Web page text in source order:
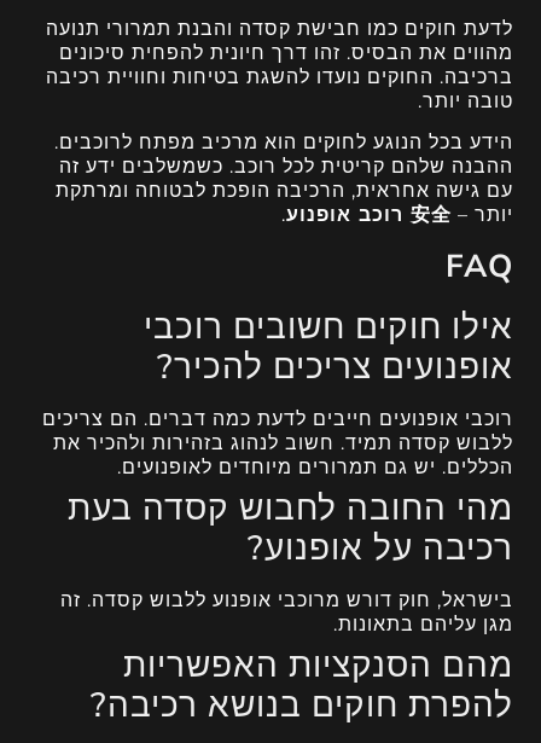
לדעת חוקים כמו חבישת קסדה והבנת תמרורי תנועה
מהווים את הבסיס. זהו דרך חיונית להפחית סיכונים
ברכיבה. החוקים נועדו להשגת בטיחות וחוויית רכיבה
טובה יותר.
הידע בכל הנוגע לחוקים הוא מרכיב מפתח לרוכבים.
ההבנה שלהם קריטית לכל רוכב. כשמשלבים ידע זה
עם גישה אחראית, הרכיבה הופכת לבטוחה ומרתקת
יותר – 安全 רוכב אופנוע .
FAQ
אילו חוקים חשובים רוכבי
אופנועים צריכים להכיר?
רוכבי אופנועים חייבים לדעת כמה דברים. הם צריכים
ללבוש קסדה תמיד. חשוב לנהוג בזהירות ולהכיר את
הכללים. יש גם תמרורים מיוחדים לאופנועים.
מהי החובה לחבוש קסדה בעת
רכיבה על אופנוע?
בישראל, חוק דורש מרוכבי אופנוע ללבוש קסדה. זה
מגן עליהם בתאונות.
מהם הסנקציות האפשריות
להפרת חוקים בנושא רכיבה?